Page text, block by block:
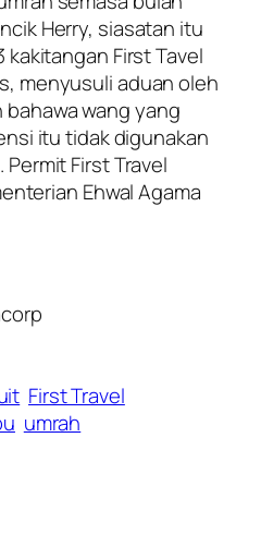
Herry, siasatan itu
kakitangan First Tavel
menyusuli aduan oleh
wang yang
itu tidak digunakan
First Travel
Ehwal Agama
First Travel
umrah